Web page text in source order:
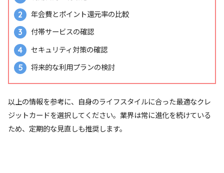
年会費とポイント還元率の比較
付帯サービスの確認
セキュリティ対策の確認
将来的な利用プランの検討
以上の情報を参考に、自身のライフスタイルに合った最適なクレ
ジットカードを選択してください。業界は常に進化を続けている
ため、定期的な見直しも推奨します。